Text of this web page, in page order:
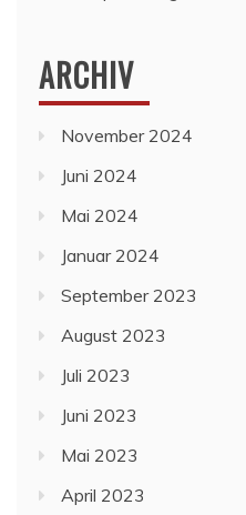
ARCHIV
November 2024
Juni 2024
Mai 2024
Januar 2024
September 2023
August 2023
Juli 2023
Juni 2023
Mai 2023
April 2023